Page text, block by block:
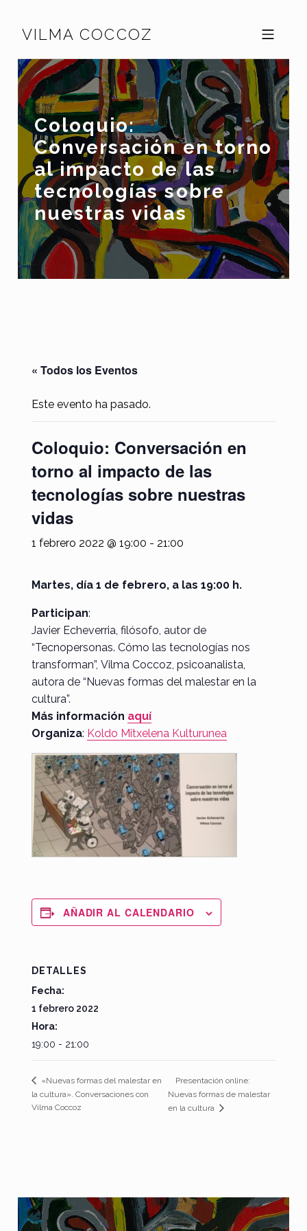
VILMA COCCOZ
MOBILE MENU
Coloquio:
Conversación en torno
al impacto de las
tecnologías sobre
nuestras vidas
« Todos los Eventos
Este evento ha pasado.
Coloquio: Conversación en
torno al impacto de las
tecnologías sobre nuestras
vidas
1 febrero 2022 @ 19:00 - 21:00
Martes, día 1 de febrero, a las 19:00 h.
Participan:
Javier Echeverria, filósofo, autor de
“Tecnopersonas. Cómo las tecnologías nos
transforman”, Vilma Coccoz, psicoanalista,
autora de “Nuevas formas del malestar en la
cultura”.
Más información aquí
Organiza: Koldo Mitxelena Kulturunea
AÑADIR AL CALENDARIO
DETALLES
Fecha:
1 febrero 2022
Hora:
19:00 - 21:00
«Nuevas formas del malestar en
la cultura». Conversaciones con
Vilma Coccoz
Presentación online:
Nuevas formas de malestar
en la cultura